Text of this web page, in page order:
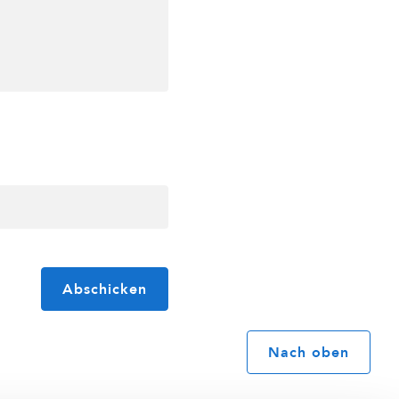
Abschicken
Nach oben